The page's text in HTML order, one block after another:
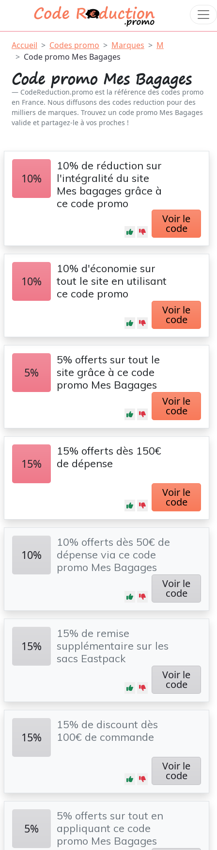
Accueil Codes promo Marques
M
Code promo Mes Bagages
Code promo Mes Bagages
CodeReduction.promo est la référence des codes promo
en France. Nous diffusons des codes reduction pour des
milliers de marques. Trouvez un code promo Mes Bagages
valide et partagez-le à vos proches !
10%
10% de réduction sur
l'intégralité du site
Mes bagages grâce à
ce code promo
Voir le
code
10%
10% d'économie sur
tout le site en utilisant
ce code promo
Voir le
code
5%
5% offerts sur tout le
site grâce à ce code
promo Mes Bagages
Voir le
code
15%
15% offerts dès 150€
de dépense
Voir le
code
10%
10% offerts dès 50€ de
dépense via ce code
promo Mes Bagages
Voir le
code
15%
15% de remise
supplémentaire sur les
sacs Eastpack
Voir le
code
15%
15% de discount dès
100€ de commande
Voir le
code
5%
5% offerts sur tout en
appliquant ce code
promo Mes Bagages